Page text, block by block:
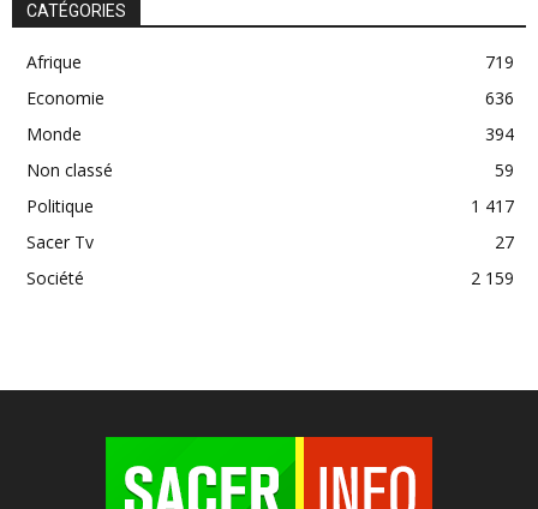
CATÉGORIES
Afrique
719
Economie
636
Monde
394
Non classé
59
Politique
1 417
Sacer Tv
27
Société
2 159